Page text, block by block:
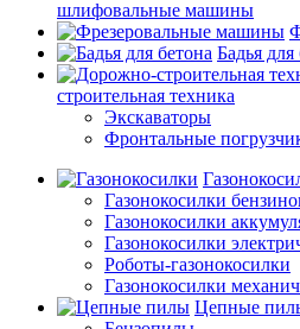
шлифовальные машины
Бадья для
строительная техника
Экскаваторы
Фронтальные
Газонокосилки
Газонокосилки
Газонокосилки
Роботы-газонокосилки
Газонокосилки
Цепные